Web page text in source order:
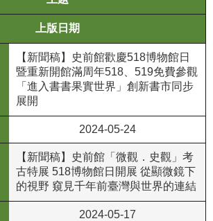
上版日期
【新聞稿】史前館歡慶518博物館日
暨重新開館滿周年518、519免費參觀
「進入書書果實世界」創新書市同步
展開
2024-05-24
【新聞稿】史前館「微觀．史觀」考
古特展 518博物館日開展 從顯微鏡下
的視野 窺見千年前臺灣與世界的連結
2024-05-17